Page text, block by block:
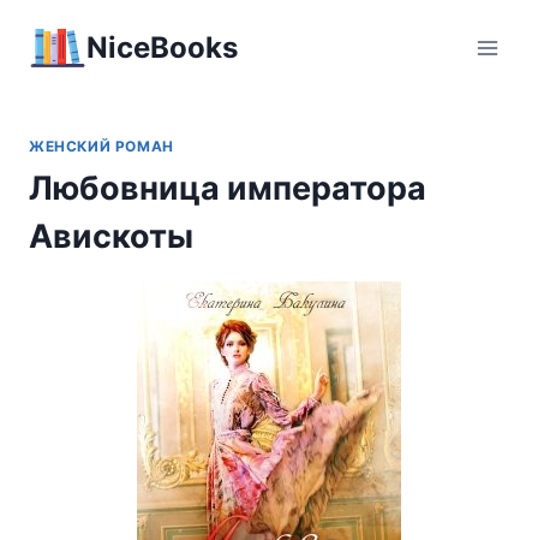
NiceBooks
ЖЕНСКИЙ РОМАН
Любовница императора
Авискоты